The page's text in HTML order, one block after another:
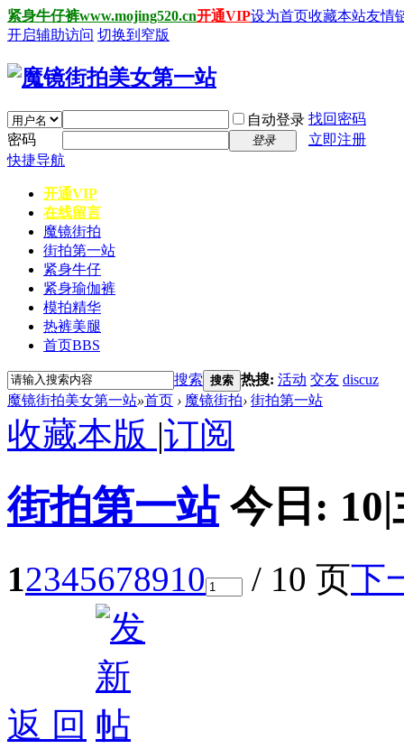
紧身牛仔裤www.mojing520.cn开通VIP设为首页收藏本站友情
开启辅助访问 切换到窄版
自动登录 找回密码
密码
登录
立即注册
快捷导航
开通VIP
在线留言
魔镜街拍
街拍第一站
紧身牛仔
紧身瑜伽裤
模拍精华
热裤美腿
首页BBS
搜索 搜索 热搜: 活动 交友 discuz
魔镜街拍美女第一站»首页 › 魔镜街拍› 街拍第一站
收藏本版 |订阅
街拍第一站 今日: 10|
12345678910 / 10 页下
返 回